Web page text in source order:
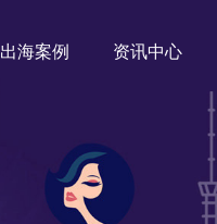
出海案例 资讯中心